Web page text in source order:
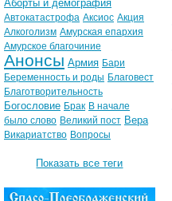
Аборты и демография
Автокатастрофа Аксиос Акция
Алкоголизм Амурская епархия
Амурское благочиние
Анонсы Армия Бари
Беременность и роды Благовест
Благотворительность
Богословие Брак В начале
было слово Великий пост Вера
Викариатство Вопросы
Показать все теги